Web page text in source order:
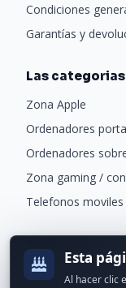
Condiciones
Garantías y
Las
Zona Apple
Ordenadores
Ordenadores
Zona gaming /
Telefonos
Recibe ofertas
Esta
Al hacer clic